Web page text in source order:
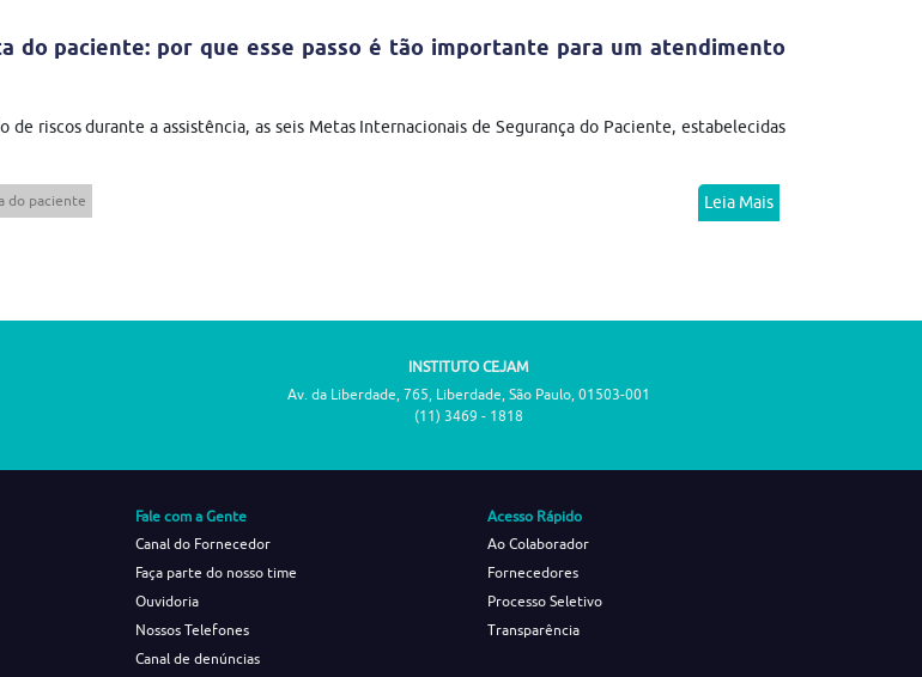
do paciente: por que esse passo é tão importante para um atendimento
de riscos durante a assistência, as seis Metas Internacionais de Segurança do Paciente, estabelecidas
do paciente Leia Mais
INSTITUTO CEJAM
Av. da Liberdade, 765, Liberdade, São Paulo, 01503-001
(11) 3469 - 1818
Fale com a Gente
Canal do Fornecedor
Faça parte do nosso time
Ouvidoria
Nossos Telefones
Canal de denúncias
Acesso Rápido
Ao Colaborador
Fornecedores
Processo Seletivo
Transparência